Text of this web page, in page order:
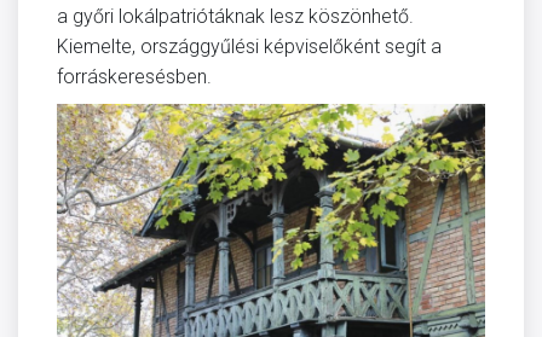
a győri lokálpatriótáknak lesz köszönhető.
Kiemelte, országgyűlési képviselőként segít a
forráskeresésben.